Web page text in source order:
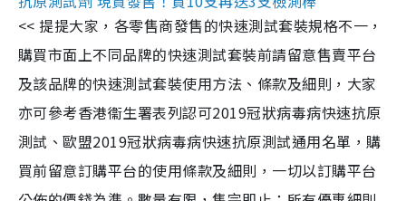
<< 提提大家，各零售商發售的快速測試套裝規格不一，
購買市面上不同品牌的快速測試套裝前請留意售賣平台
及該品牌的快速測試套裝使用方法、條款及細則，大家
亦可參考香港衞生署表列認可2019冠狀病毒病快速抗原
測試、歐盟2019冠狀病毒病快速抗原測試通用名單，購
買前留意訂購平台的使用條款及細則，一切以訂購平台